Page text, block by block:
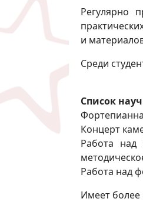
Регулярно
и
Среди
Список
Концерт
Работа над
Работа над
Имеет более